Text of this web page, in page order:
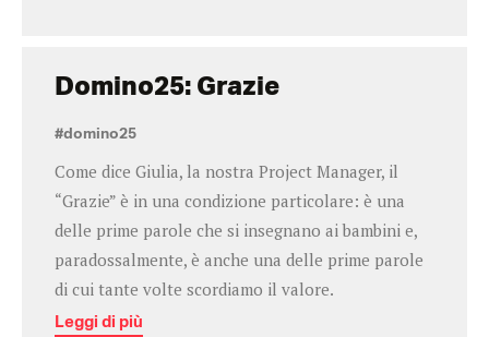
Domino25: Grazie
#domino25
Come dice Giulia, la nostra Project Manager, il
“Grazie” è in una condizione particolare: è una
delle prime parole che si insegnano ai bambini e,
paradossalmente, è anche una delle prime parole
di cui tante volte scordiamo il valore.
Leggi di più